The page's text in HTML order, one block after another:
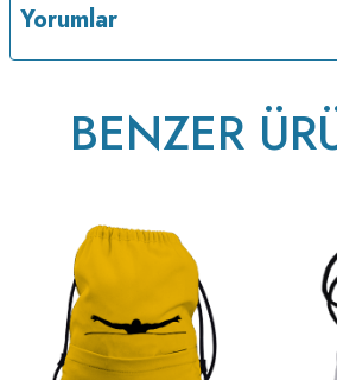
Yorumlar
BENZER